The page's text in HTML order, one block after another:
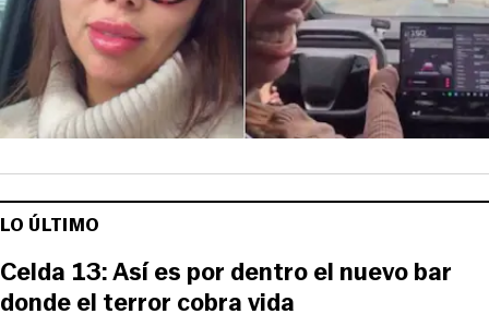
LO ÚLTIMO
Celda 13: Así es por dentro el nuevo bar
donde el terror cobra vida